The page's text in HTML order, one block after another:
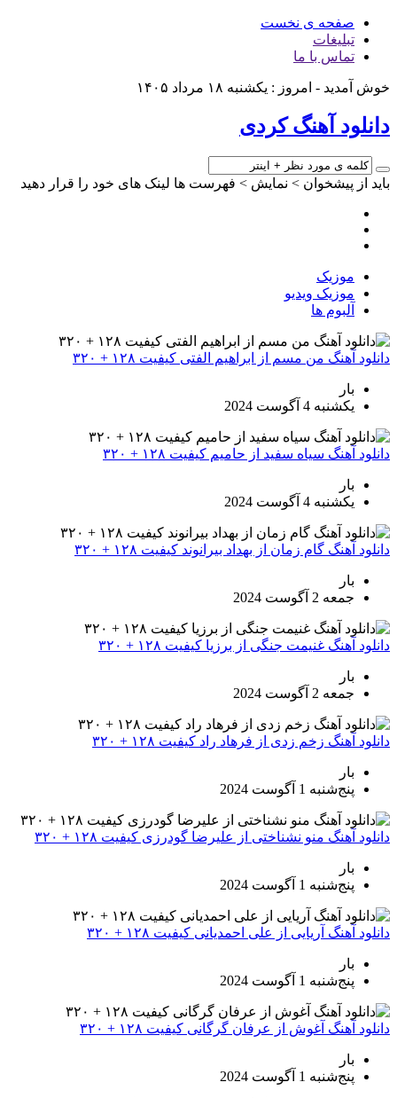
صفحه ی نخست
تبلیغات
تماس با ما
آمدید - امروز : یکشنبه ۱۸ مرداد ۱۴۰۵
آهنگ کردی
از پیشخوان > نمایش > فهرست ها لینک های خود را قرار دهید
موزیک
موزیک ویدیو
آلبوم ها
آهنگ من مسم از ابراهیم الفتی کیفیت ۱۲۸ + ۳۲۰
بار
یکشنبه 4 آگوست 2024
آهنگ سیاه سفید از حامیم کیفیت ۱۲۸ + ۳۲۰
بار
یکشنبه 4 آگوست 2024
آهنگ گام زمان از بهداد بیرانوند کیفیت ۱۲۸ + ۳۲۰
بار
جمعه 2 آگوست 2024
آهنگ غنیمت جنگی از برزیا کیفیت ۱۲۸ + ۳۲۰
بار
جمعه 2 آگوست 2024
آهنگ زخم زدی از فرهاد راد کیفیت ۱۲۸ + ۳۲۰
بار
پنج‌شنبه 1 آگوست 2024
آهنگ منو نشناختی از علیرضا گودرزی کیفیت ۱۲۸ + ۳۲۰
بار
پنج‌شنبه 1 آگوست 2024
آهنگ آریایی از علی احمدیانی کیفیت ۱۲۸ + ۳۲۰
بار
پنج‌شنبه 1 آگوست 2024
آهنگ آغوش از عرفان گرگانی کیفیت ۱۲۸ + ۳۲۰
بار
پنج‌شنبه 1 آگوست 2024